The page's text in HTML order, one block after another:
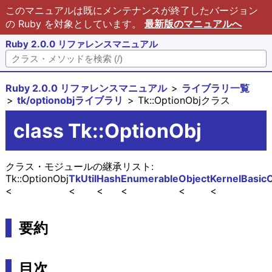
このマニュアルは既にメンテナンスが終了したバージョン
の Ruby を対象としています。 最新版のマニュアルへ
Ruby 2.0.0 リファレンスマニュアル
Ruby 2.0.0 リファレンスマニュアル
ライブラリ一覧
tk/optionobjライブラリ
Tk::OptionObjクラス
class Tk::OptionObj
クラス・モジュールの継承リスト:
Kernel
Object
Enumerable
Hash
TkUtil
Tk::OptionObj
要約